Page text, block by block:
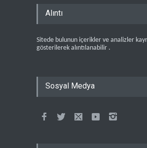
Alıntı
Sitede bulunun içerikler ve analizler
gösterilerek alıntılanabilir .
Sosyal Medya